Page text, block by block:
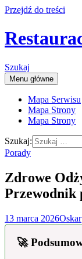
Przejdź do treści
Szukaj
Menu główne
Mapa Serwisu
Mapa Strony
Mapa Strony
Szukaj:
Porady
Zdrowe
Przewodnik
13 marca 2026Oskar
🚀